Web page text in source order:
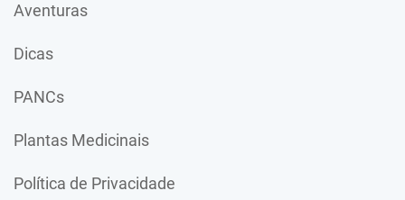
Aventuras
Dicas
PANCs
Plantas Medicinais
Política de Privacidade